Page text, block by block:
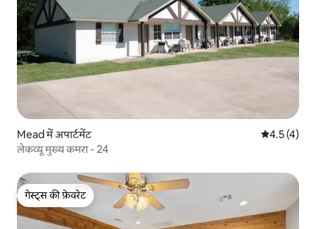
Mead में अपार्टमेंट औसत रेटिंग 5
4.5 (4)
लेकव्यू मुख्य कमरा - 24
गेस्ट्स की फ़ेवरेट
गेस्ट्स की फ़ेवरेट